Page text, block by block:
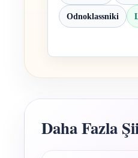
Odnoklassniki
Daha Fazla